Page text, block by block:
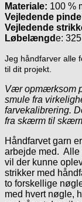
Materiale: 100 %
Vejledende pinde
Vejledende
Løbelængde:
Jeg håndfarver alle
til dit projekt.
Vær opmærksom
smule fra
farvekalibrering.
fra skærm til
Håndfarvet garn
arbejde med. Alle
vil der kunne
strikker med
to forskellige
med hvert nøgle,